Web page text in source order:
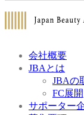
会社概要
JBAとは
JBAの
FC展開
サポーター